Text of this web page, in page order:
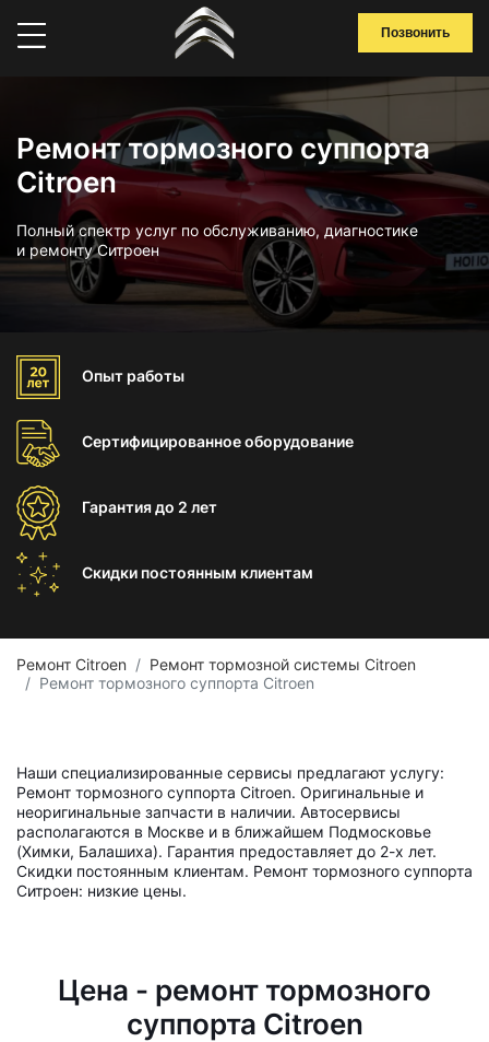
Позвонить
Ремонт тормозного суппорта
Citroen
Полный спектр услуг по обслуживанию, диагностике
и ремонту Ситроен
Опыт работы
Сертифицированноеоборудование
Гарантиядо 2 лет
Скидки постоянным клиентам
Ремонт Citroen
Ремонт тормозной системы Citroen
Ремонт тормозного суппорта Citroen
Наши специализированные сервисы предлагают услугу:
Ремонт тормозного суппорта Citroen. Оригинальные и
неоригинальные запчасти в наличии. Автосервисы
располагаются в Москве и в ближайшем Подмосковье
(Химки, Балашиха). Гарантия предоставляет до 2-х лет.
Скидки постоянным клиентам. Ремонт тормозного суппорта
Ситроен: низкие цены.
Цена - ремонт тормозного
суппорта Citroen